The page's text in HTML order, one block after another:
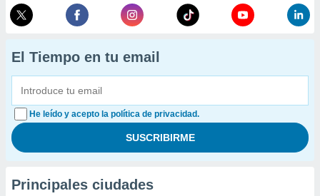
El Tiempo en tu email
He leído y acepto la política de privacidad.
Principales ciudades